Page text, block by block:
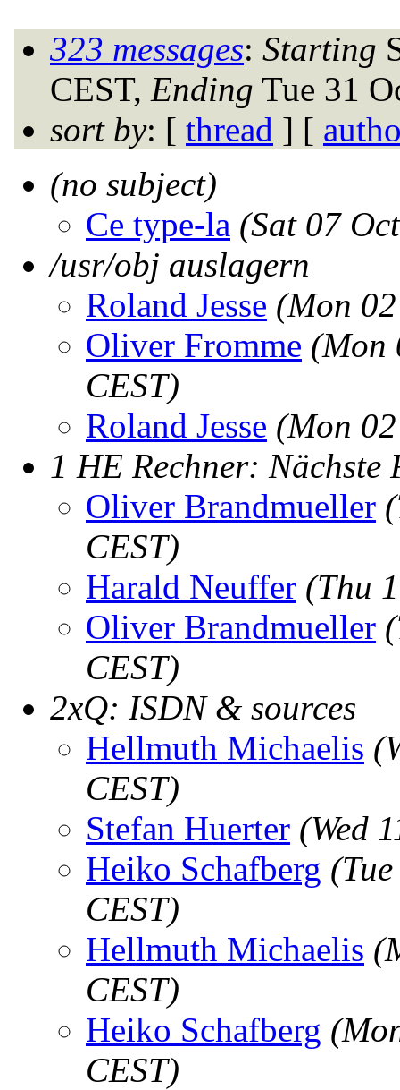
323 messages: Starting
CEST, Ending Tue 31
sort by: [ thread ] [
(no subject)
Ce type-la (Sat 07
/usr/obj auslagern
Roland Jesse (Mon
Oliver Fromme (Mon
CEST)
Roland Jesse (Mon
1 HE Rechner: Nächste
Oliver Brandmueller
CEST)
Harald Neuffer (Thu
Oliver Brandmueller
CEST)
2xQ: ISDN & sources
Hellmuth Michaelis
CEST)
Stefan Huerter (Wed
Heiko Schafberg
CEST)
Hellmuth Michaelis
CEST)
Heiko Schafberg
CEST)